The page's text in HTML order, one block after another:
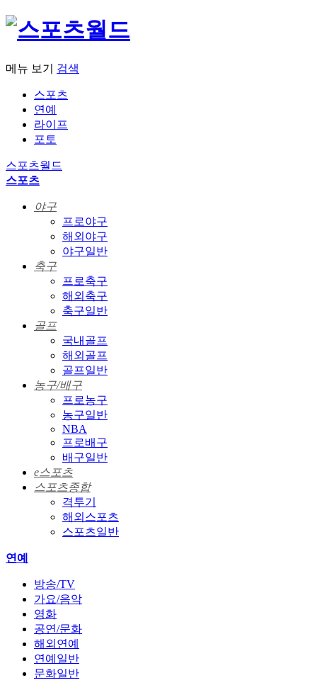
메뉴 보기 검색
스포츠
연예
라이프
포토
스포츠월드
스포츠
야구
프로야구
해외야구
야구일반
축구
프로축구
해외축구
축구일반
골프
국내골프
해외골프
골프일반
농구/배구
프로농구
농구일반
NBA
프로배구
배구일반
e스포츠
스포츠종합
격투기
해외스포츠
스포츠일반
연예
방송/TV
가요/음악
영화
공연/문화
해외연예
연예일반
문화일반